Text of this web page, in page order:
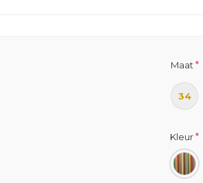
Maat *
34
Kleur*